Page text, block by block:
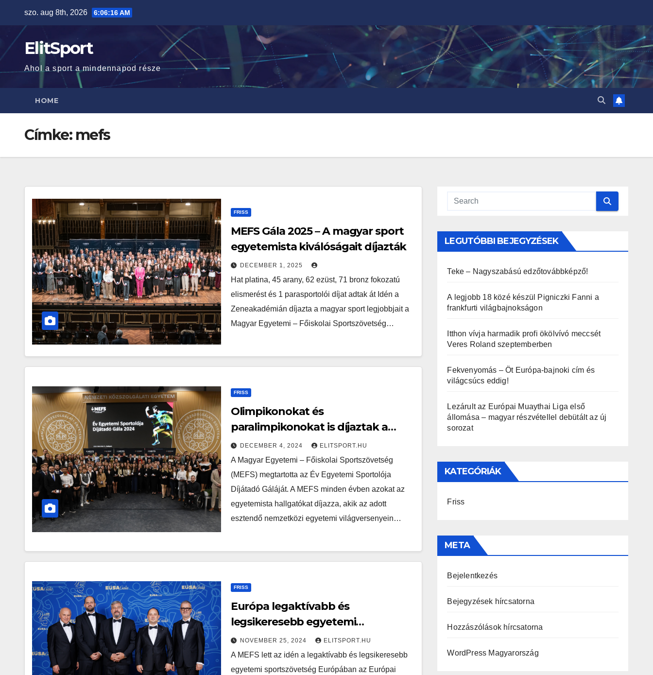
content
szo. aug 8th, 2026 6:06:17 AM
ElitSport
Ahol a sport a mindennapod része
HOME
Címke: mefs
FRISS
MEFS Gála 2025 – A magyar sport
egyetemista kiválóságait díjazták
DECEMBER 1, 2025
Hat platina, 45 arany, 62 ezüst, 71 bronz fokozatú
elismerést és 1 parasportolói díjat adtak át Idén a
Zeneakadémián díjazta a magyar sport legjobbjait a
Magyar Egyetemi – Főiskolai Sportszövetség…
FRISS
Olimpikonokat és
paralimpikonokat is díjaztak a
MEFS Gálán
DECEMBER 4, 2024 ELITSPORT.HU
A Magyar Egyetemi – Főiskolai Sportszövetség
(MEFS) megtartotta az Év Egyetemi Sportolója
Díjátadó Gáláját. A MEFS minden évben azokat az
egyetemista hallgatókat díjazza, akik az adott
esztendő nemzetközi egyetemi világversenyein…
FRISS
Európa legaktívabb és
legsikeresebb egyetemi
sportszövetsége lett a MEFS 2024-
ben!
NOVEMBER 25, 2024 ELITSPORT.HU
A MEFS lett az idén a legaktívabb és legsikeresebb
egyetemi sportszövetség Európában az Európai
LEGUTÓBBI BEJEGYZÉSEK
Teke – Nagyszabású edzőtovábbképző!
A legjobb 18 közé készül Pigniczki Fanni a
frankfurti világbajnokságon
Itthon vívja harmadik profi ökölvívó meccsét
Veres Roland szeptemberben
Fekvenyomás – Öt Európa-bajnoki cím és
világcsúcs eddig!
Lezárult az Európai Muaythai Liga első
állomása – magyar részvétellel debütált az új
sorozat
KATEGÓRIÁK
Friss
META
Bejelentkezés
Bejegyzések hírcsatorna
Hozzászólások hírcsatorna
WordPress Magyarország